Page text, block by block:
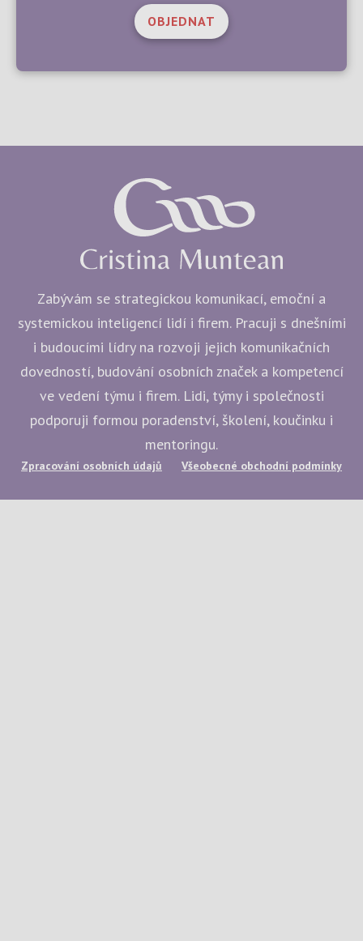
OBJEDNAT
Zabývám se strategickou komunikací, emoční a
systemickou inteligencí lidí i firem. Pracuji s dnešními
i budoucími lídry na rozvoji jejich komunikačních
dovedností, budování osobních značek a kompetencí
ve vedení týmu i firem. Lidi, týmy i společnosti
podporuji formou poradenství, školení, koučinku i
mentoringu.
Zpracování osobních údajů Všeobecné obchodní podmínky